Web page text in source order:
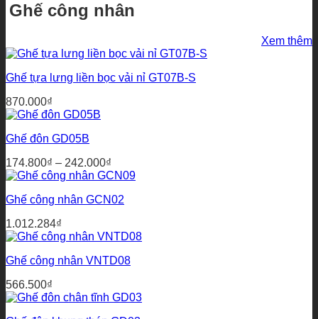
đến
Ghế công nhân
Xem thêm
Ghế tựa lưng liền bọc vải nỉ GT07B-S
870.000₫
Ghế đôn GD05B
174.800₫ – 242.000₫
giá:
174.800₫
Ghế công nhân GCN02
1.012.284₫
Ghế công nhân VNTD08
566.500₫